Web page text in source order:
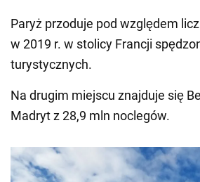
Paryż przoduje pod względem
w 2019 r. w stolicy Francji
turystycznych.
Na drugim miejscu znajduje się
Madryt z 28,9 mln noclegów.